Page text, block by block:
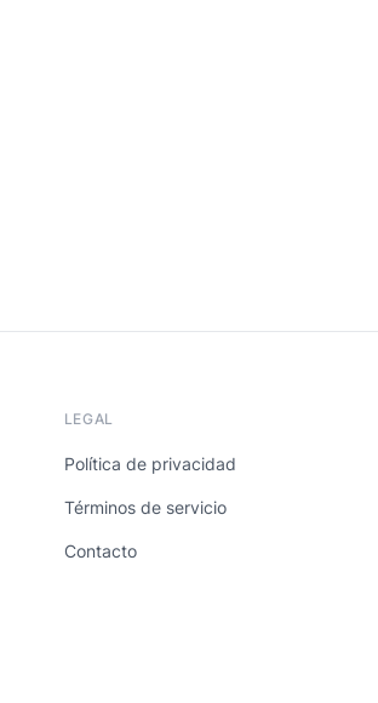
LEGAL
Política de privacidad
Términos de servicio
Contacto